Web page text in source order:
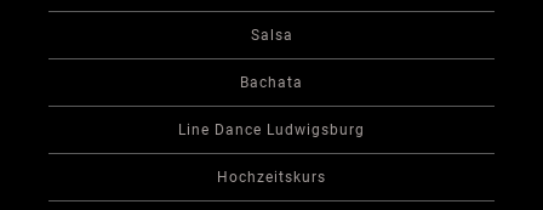
Salsa
Bachata
Line Dance Ludwigsburg
Hochzeitskurs